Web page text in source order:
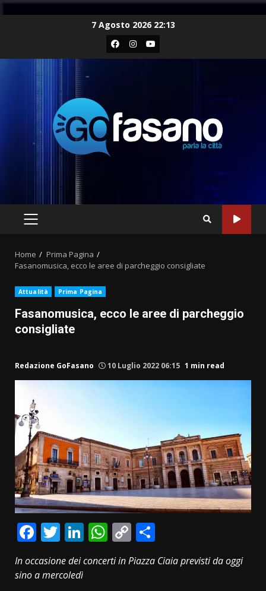
7 Agosto 2026 22:13
Facebook
Instagram
Youtube
PRIMARY
Home
Prima Pagina
Fasanomusica, ecco le aree di parcheggio consigliate
Attualità Prima Pagina
Fasanomusica, ecco le aree di parcheggio
consigliate
Redazione GoFasano 10 Luglio 2022 06:15 1 min read
Facebook
Twitter
LinkedIn
WhatsApp
Copy
Link
In occasione dei concerti in Piazza Ciaia previsti da oggi
sino a mercoledì